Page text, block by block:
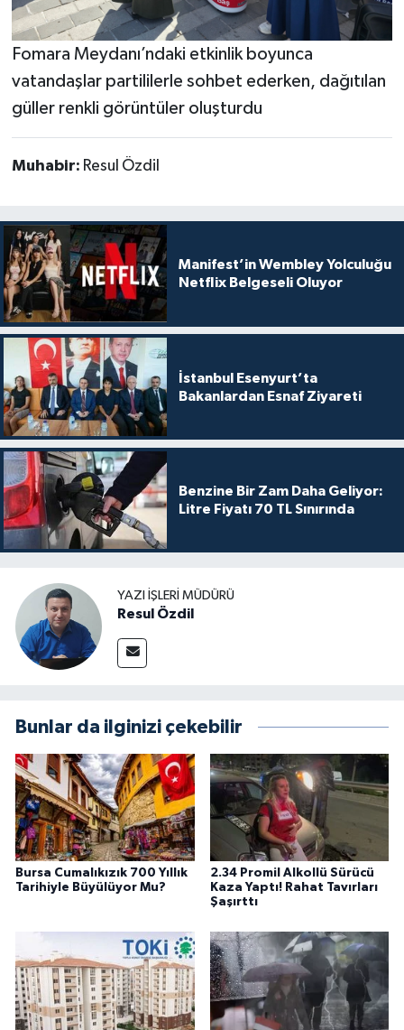
Fomara Meydanı’ndaki etkinlik boyunca
vatandaşlar partililerle sohbet ederken, dağıtılan
güller renkli görüntüler oluşturdu
Muhabir: Resul Özdil
Manifest’in Wembley Yolculuğu
Netflix Belgeseli Oluyor
İstanbul Esenyurt’ta
Bakanlardan Esnaf Ziyareti
Benzine Bir Zam Daha Geliyor:
Litre Fiyatı 70 TL Sınırında
YAZI İŞLERI MÜDÜRÜ
Resul Özdil
Bunlar da ilginizi çekebilir
Bursa Cumalıkızık 700 Yıllık
Tarihiyle Büyülüyor Mu?
2.34 Promil Alkollü Sürücü
Kaza Yaptı! Rahat Tavırları
Şaşırttı